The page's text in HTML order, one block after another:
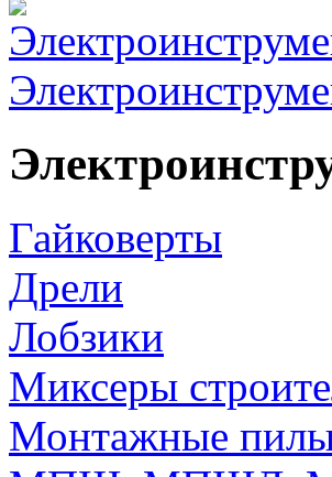
Гайковерты
Дрели
Лобзики
Миксеры
Монтажные